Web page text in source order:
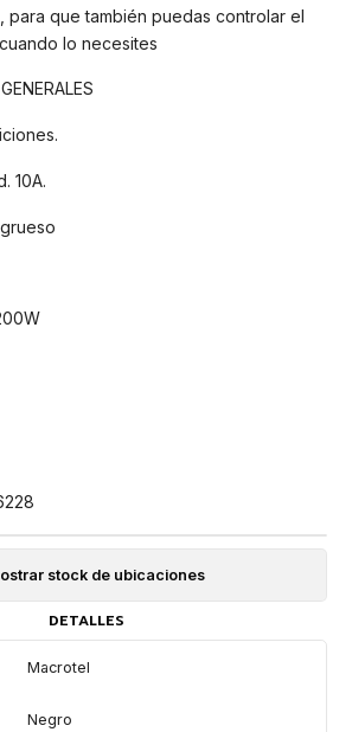
para que también puedas controlar el
lo necesites
10A.
stock de ubicaciones
DETALLES
Macrotel
Negro